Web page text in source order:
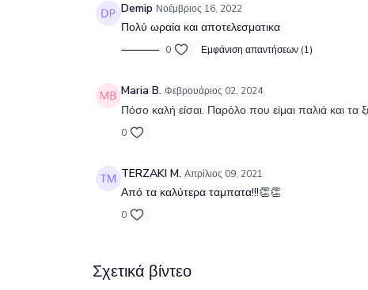
Demip Νοέμβριος 16, 2022
Πολύ ωραία και αποτελεσματικα
0 Εμφάνιση απαντήσεων (1)
Maria B. Φεβρουάριος 02, 2024
Πόσο καλή είσαι. Παρόλο που είμαι παλιά και τα
0
TERZAKI M. Απρίλιος 09, 2021
Από τα καλύτερα ταμπατα!!!👏👏
0
Σχετικά βίντεο